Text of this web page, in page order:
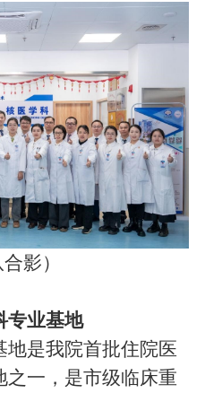
影）
专业基地
地是我院首批住院医
之一，是市级临床重